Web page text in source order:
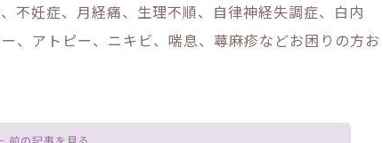
不妊症、月経痛、生理不順、自律神経失調症、白内
、アトピー、ニキビ、喘息、蕁麻疹などお困りの方お